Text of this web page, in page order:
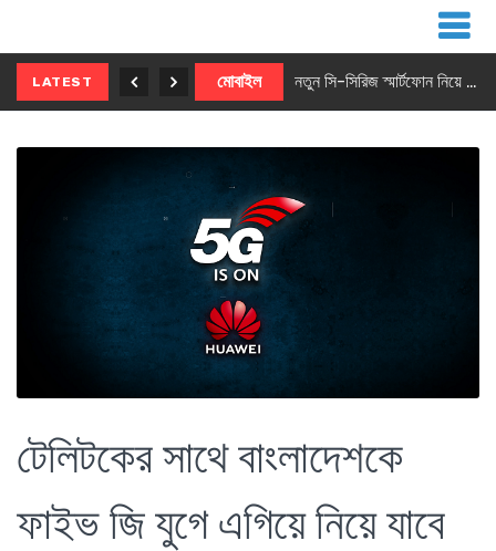
LATEST মোবাইল নতুন সি-সিরিজ স্মার্টফোন নিয়ে আসছে রিয়েলমি
টেলিটকের সাথে বাংলাদেশকে
ফাইভ জি যুগে এগিয়ে নিয়ে যাবে